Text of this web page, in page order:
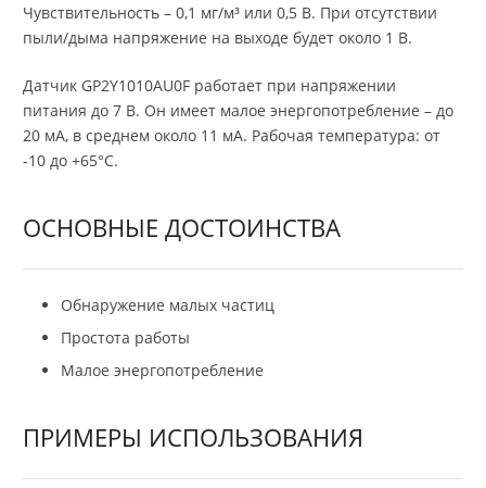
Чувствительность – 0,1 мг/м³ или 0,5 В. При отсутствии
пыли/дыма напряжение на выходе будет около 1 В.
Датчик GP2Y1010AU0F работает при напряжении
питания до 7 В. Он имеет малое энергопотребление – до
20 мА, в среднем около 11 мА. Рабочая температура: от
-10 до +65°C.
ОСНОВНЫЕ ДОСТОИНСТВА
Обнаружение малых частиц
Простота работы
Малое энергопотребление
ПРИМЕРЫ ИСПОЛЬЗОВАНИЯ